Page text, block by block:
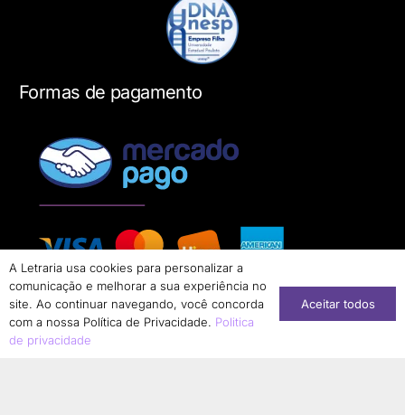
Formas de pagamento
A Letraria usa cookies para personalizar a
comunicação e melhorar a sua experiência no
site. Ao continuar navegando, você concorda
com a nossa Política de Privacidade. Politica
de privacidade
Aceitar todos